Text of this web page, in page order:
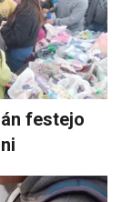
festejo